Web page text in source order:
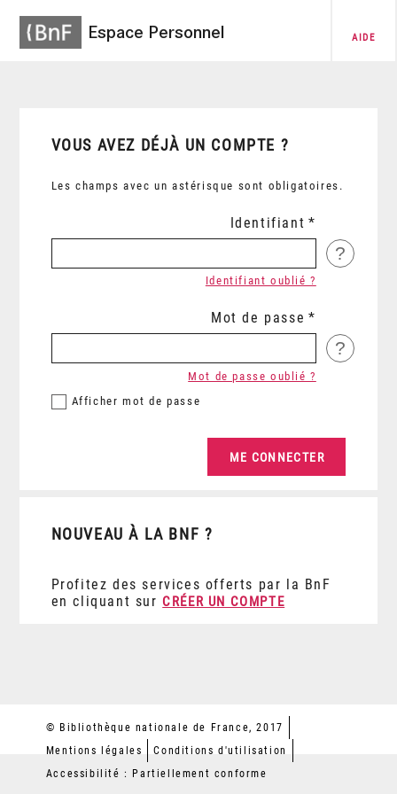
Espace Personnel AIDE
VOUS AVEZ DÉJÀ UN COMPTE ?
Les champs avec un astérisque sont obligatoires.
Identifiant
?
Identifiant oublié ?
Mot de passe
?
Afficher mot de passe
Mot de passe oublié ?
NOUVEAU À LA BNF ?
Profitez des services offerts par la BnF
en cliquant sur CRÉER UN COMPTE
© Bibliothèque nationale de France, 2017
Mentions légales
Conditions d'utilisation
Accessibilité : Partiellement conforme